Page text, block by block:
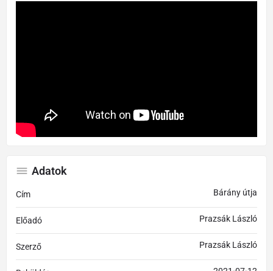
Adatok
Cím Bárány útja
Előadó Prazsák László
Szerző Prazsák László